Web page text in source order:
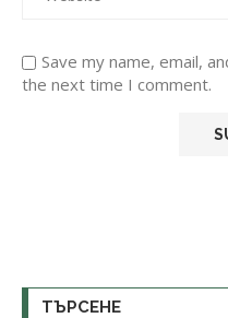
Save my name, email,
the next time I comment.
ТЪРСЕНЕ